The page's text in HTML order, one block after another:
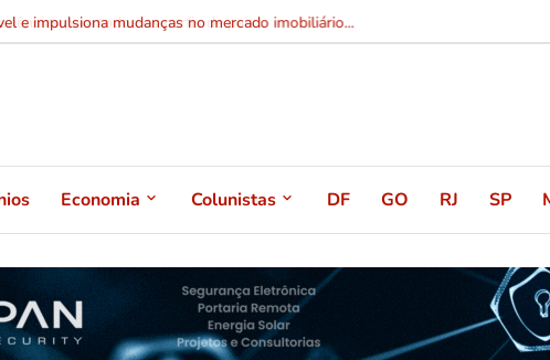
e impulsiona mudanças no mercado imobiliário...
Economia Colunistas DF GO RJ SP